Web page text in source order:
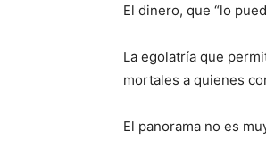
El dinero, que “lo
La egolatría que
mortales a quienes
El panorama no es